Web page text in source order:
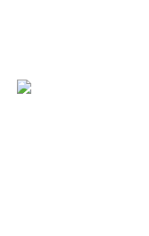
1024